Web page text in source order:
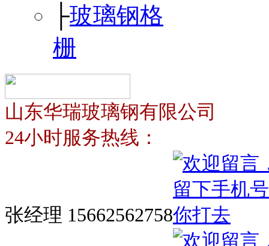
├玻璃钢格
栅
山东华瑞玻璃钢有限公司
24小时服务热线：
张经理 15662562758